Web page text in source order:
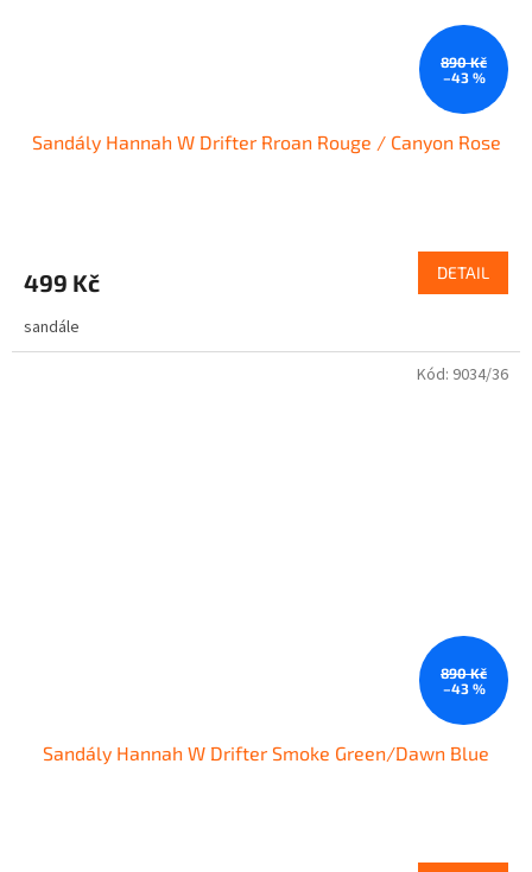
890 Kč
–43 %
Sandály Hannah W Drifter Rroan Rouge / Canyon Rose
499 Kč DETAIL
sandále
890 Kč
–43 %
Sandály Hannah W Drifter Smoke Green/Dawn Blue
Kód: 9034/36